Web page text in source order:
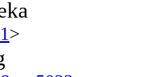
>